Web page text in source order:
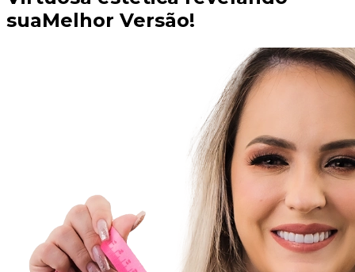
suaMelhor Versão!